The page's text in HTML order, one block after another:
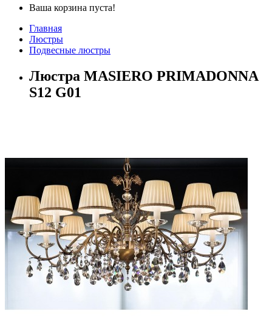
Ваша корзина пуста!
Главная
Люстры
Подвесные люстры
Люстра MASIERO PRIMADONNA
S12 G01